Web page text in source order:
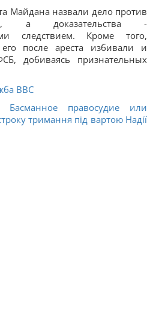
Майдана назвали дело против
а доказательства -
следствием. Кроме того,
после ареста избивали и
добиваясь признательных
BBC
Басманное правосудие или
тримання під вартою Надії